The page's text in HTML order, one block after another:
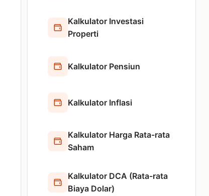
Kalkulator Investasi
Properti
Kalkulator Pensiun
Kalkulator Inflasi
Kalkulator Harga Rata-rata
Saham
Kalkulator DCA (Rata-rata
Biaya Dolar)